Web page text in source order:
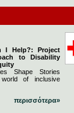
I Help?: Project
to Disability
Shape Stories
of inclusive
περισσότερα»